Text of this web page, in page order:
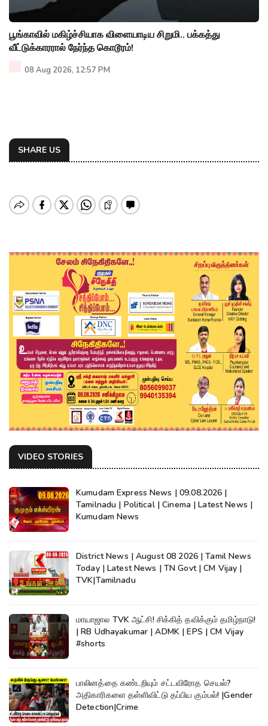
பூங்காவில் மகிழ்ச்சியாக விளையாடிய சிறுமி.. பக்கத்து
வீட்டுக்காரரால் நேர்ந்த கொடூரம்!
08 Aug 2026, 12:57 PM
SHARE US
VIDEO STORIES
Kumudam Express News | 09.08.2026 |
Tamilnadu | Political | Cinema | Latest News |
Kumudam News
District News | August 08 2026 | Tamil News
Today | Latest News | TN Govt | CM Vijay |
TVK|Tamilnadu
மாயாஜால TVK ஆட்சி! சிக்கித் தவிக்கும் தமிழ்நாடு!
| RB Udhayakumar | ADMK | EPS | CM Vijay
#shorts
பாலினத்தை கண்டறியும் சட்டவிரோத செயல்?
அதிகாரிகளை தள்ளிவிட்டு தப்பிய கும்பல்! |Gender
Detection|Crime